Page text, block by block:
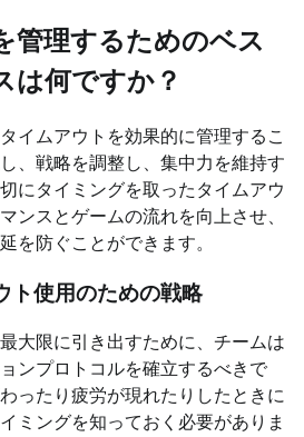
管理するためのベス
は何ですか？
イムアウトを効果的に管理するこ
、戦略を調整し、集中力を維持す
にタイミングを取ったタイムアウ
ンスとゲームの流れを向上させ、
を防ぐことができます。
ト使用のための戦略
大限に引き出すために、チームは
ンプロトコルを確立するべきで
ったり疲労が現れたりしたときに
ミングを知っておく必要がありま